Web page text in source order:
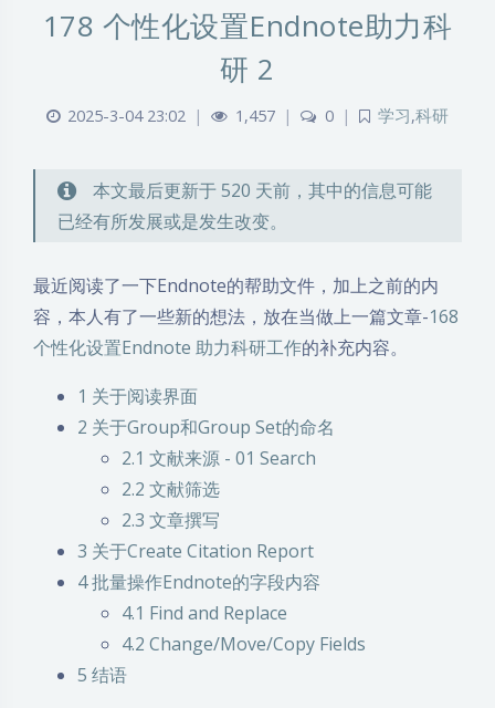
178 个性化设置Endnote助力科
研 2
2025-3-04 23:02 | 1,457 | 0 | 学习,科研
本文最后更新于 520 天前，其中的信息可能
已经有所发展或是发生改变。
最近阅读了一下Endnote的帮助文件，加上之前的内
容，本人有了一些新的想法，放在当做上一篇文章-168
个性化设置Endnote 助力科研工作的补充内容。
1 关于阅读界面
2 关于Group和Group Set的命名
2.1 文献来源 - 01 Search
2.2 文献筛选
2.3 文章撰写
3 关于Create Citation Report
4批量操作Endnote的字段内容
4.1 Find and Replace
4.2 Change/Move/Copy Fields
5 结语